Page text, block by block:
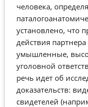
человека,
установлено, что
действия
умышленные,
уголовной
речь идет об
доказательств:
свидетелей